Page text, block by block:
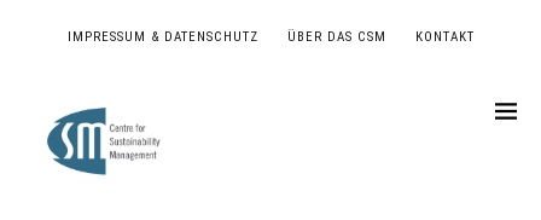
IMPRESSUM & DATENSCHUTZ ÜBER DAS CSM KONTAKT